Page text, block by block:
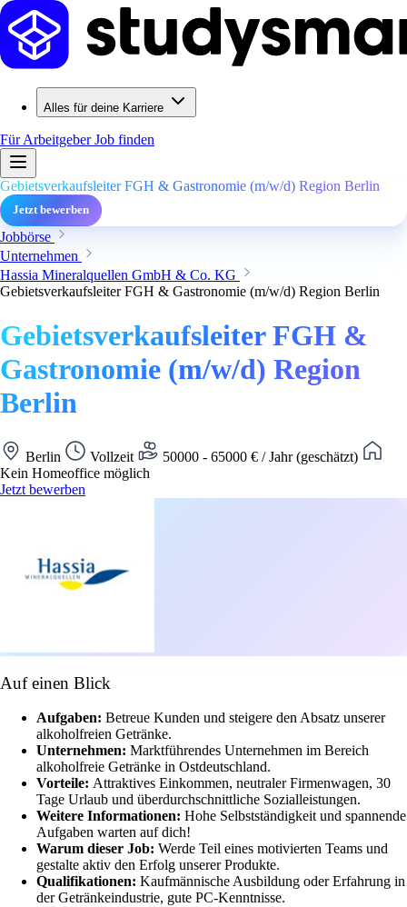
Alles für deine Karriere
Für ArbeitgeberJob finden
Gebietsverkaufsleiter FGH & Gastronomie (m/w/d) Region Berlin
Jetzt bewerben
Jobbörse
Unternehmen
Hassia Mineralquellen GmbH & Co. KG
Gebietsverkaufsleiter FGH & Gastronomie (m/w/d) Region Berlin
Gebietsverkaufsleiter FGH &
Gastronomie (m/w/d) Region
Berlin
Berlin Vollzeit
50000 - 65000 € / Jahr (geschätzt)
Kein Homeoffice möglich
Jetzt bewerben
Auf einen Blick
Aufgaben: Betreue Kunden und steigere den Absatz unserer
alkoholfreien Getränke.
Unternehmen: Marktführendes Unternehmen im Bereich
alkoholfreie Getränke in Ostdeutschland.
Vorteile: Attraktives Einkommen, neutraler Firmenwagen, 30
Tage Urlaub und überdurchschnittliche Sozialleistungen.
Weitere Informationen: Hohe Selbstständigkeit und spannende
Aufgaben warten auf dich!
Warum dieser Job: Werde Teil eines motivierten Teams und
gestalte aktiv den Erfolg unserer Produkte.
Qualifikationen: Kaufmännische Ausbildung oder Erfahrung in
der Getränkeindustrie, gute PC-Kenntnisse.